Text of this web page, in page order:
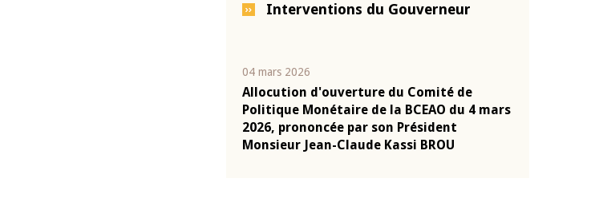
Interventions du Gouverneur
04 mars 2026
Allocution d'ouverture du Comité de
Politique Monétaire de la BCEAO du 4 mars
2026, prononcée par son Président
Monsieur Jean-Claude Kassi BROU